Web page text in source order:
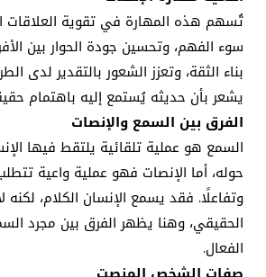
تُسهم هذه المهارة في تقوية العلاقات
سوء الفهم، وتحسين جودة الحوار بين
بناء الثقة، وتعزز الشعور بالتقدير لدى
يشعر بأن حديثه يُستمع إليه باهتمام
الفرق بين السمع والإنصات
السمع هو عملية تلقائية يلتقط فيها
حوله، أما الإنصات فهو عملية واعية
وتفاعلًا. فقد يسمع الإنسان الكلام،
الحقيقي، وهنا يظهر الفرق بين مجرد
الفعال.